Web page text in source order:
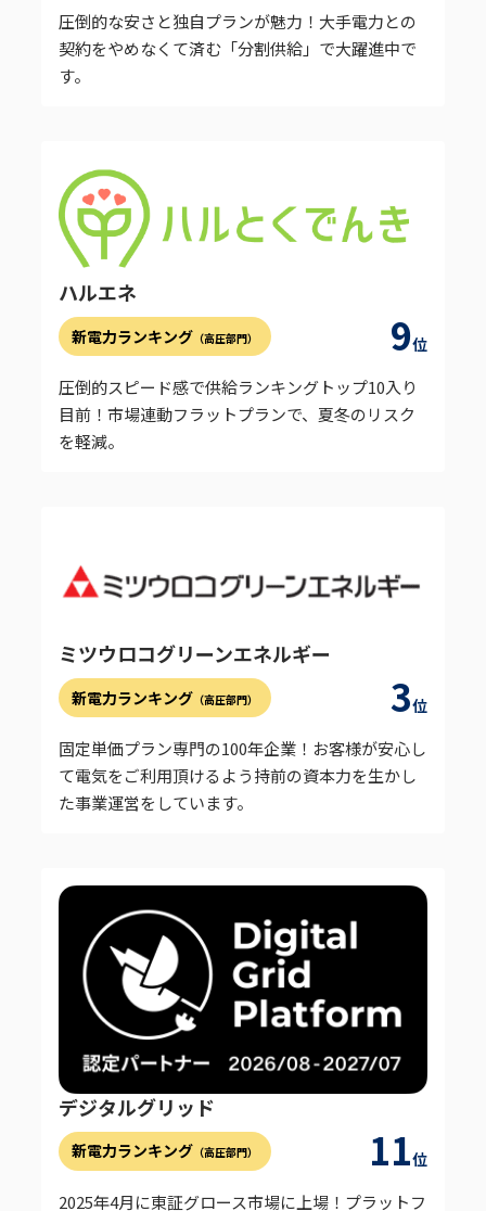
圧倒的な安さと独自プランが魅力！大手電力との
契約をやめなくて済む「分割供給」で大躍進中で
す。
ハルエネ
新電力ランキング （高圧部門） 9位
圧倒的スピード感で供給ランキングトップ10入り
目前！市場連動フラットプランで、夏冬のリスク
を軽減。
ミツウロコグリーンエネルギー
新電力ランキング （高圧部門） 3位
固定単価プラン専門の100年企業！お客様が安心し
て電気をご利用頂けるよう持前の資本力を生かし
た事業運営をしています。
デジタルグリッド
新電力ランキング （高圧部門） 11位
2025年4月に東証グロース市場に上場！プラットフ